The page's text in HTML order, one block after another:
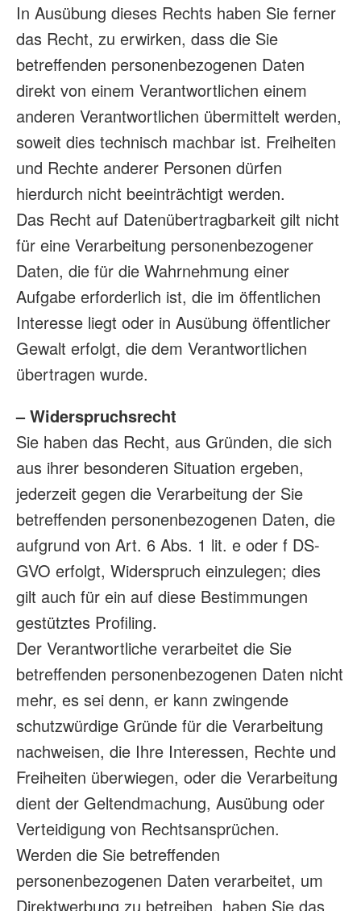
In Ausübung dieses Rechts haben Sie ferner
das Recht, zu erwirken, dass die Sie
betreffenden personenbezogenen Daten
direkt von einem Verantwortlichen einem
anderen Verantwortlichen übermittelt werden,
soweit dies technisch machbar ist. Freiheiten
und Rechte anderer Personen dürfen
hierdurch nicht beeinträchtigt werden.
Das Recht auf Datenübertragbarkeit gilt nicht
für eine Verarbeitung personenbezogener
Daten, die für die Wahrnehmung einer
Aufgabe erforderlich ist, die im öffentlichen
Interesse liegt oder in Ausübung öffentlicher
Gewalt erfolgt, die dem Verantwortlichen
übertragen wurde.
– Widerspruchsrecht
Sie haben das Recht, aus Gründen, die sich
aus ihrer besonderen Situation ergeben,
jederzeit gegen die Verarbeitung der Sie
betreffenden personenbezogenen Daten, die
aufgrund von Art. 6 Abs. 1 lit. e oder f DS-
GVO erfolgt, Widerspruch einzulegen; dies
gilt auch für ein auf diese Bestimmungen
gestütztes Profiling.
Der Verantwortliche verarbeitet die Sie
betreffenden personenbezogenen Daten nicht
mehr, es sei denn, er kann zwingende
schutzwürdige Gründe für die Verarbeitung
nachweisen, die Ihre Interessen, Rechte und
Freiheiten überwiegen, oder die Verarbeitung
dient der Geltendmachung, Ausübung oder
Verteidigung von Rechtsansprüchen.
Werden die Sie betreffenden
personenbezogenen Daten verarbeitet, um
Direktwerbung zu betreiben, haben Sie das